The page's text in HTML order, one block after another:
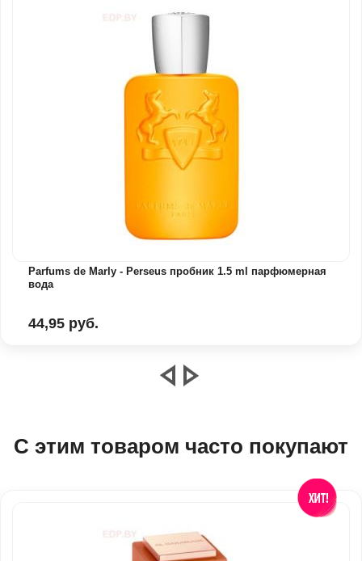
Parfums de Marly - Perseus пробник 1.5 ml парфюмерная
вода
44,95 руб.
С этим товаром часто покупают